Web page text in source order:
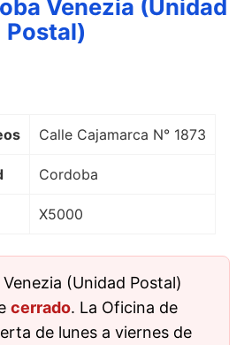
Venezia (Unidad
Postal)
Calle Cajamarca N° 1873
Cordoba
X5000
(Unidad Postal)
cerrado. La Oficina de
de lunes a viernes de